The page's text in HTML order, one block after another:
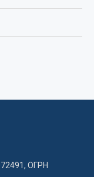
ОГРН